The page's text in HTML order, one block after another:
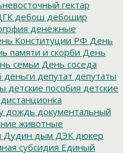
гектар
дебош дебошир
денежные
Конституции РФ День
памяти и скорби День
семьи День соседа
деньги депутат депутаты
детские пособия детские
дистанционка
дождь документальный
животные
Дудин дым ДЭК дюкер
субсидия Единый